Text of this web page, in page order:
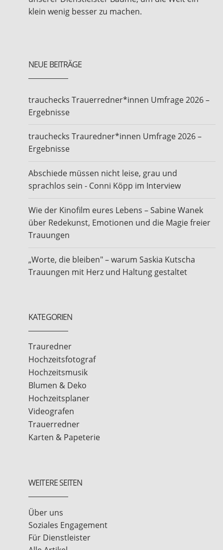
klein wenig besser zu machen.
NEUE BEITRÄGE
trauchecks Trauerredner*innen Umfrage 2026 –
Ergebnisse
trauchecks Trauredner*innen Umfrage 2026 –
Ergebnisse
Abschiede müssen nicht leise, grau und
sprachlos sein - Conni Köpp im Interview
Wie der Kinofilm eures Lebens – Sabine Wanek
über Redekunst, Emotionen und die Magie freier
Trauungen
„Worte, die bleiben" – warum Saskia Kutscha
Trauungen mit Herz und Haltung gestaltet
KATEGORIEN
Trauredner
Hochzeitsfotograf
Hochzeitsmusik
Blumen & Deko
Hochzeitsplaner
Videografen
Trauerredner
Karten & Papeterie
WEITERE SEITEN
Über uns
Soziales Engagement
Für Dienstleister